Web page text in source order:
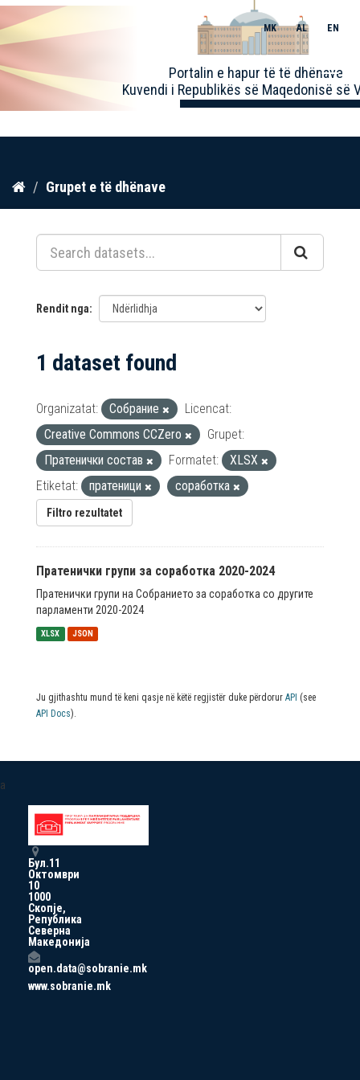
Kalo
përmbajtja
Portalin e hapur të të dhënave
Kuvendi i Republikës së Maqedonisë së
MK AL EN
Toggle
Grupet e të dhënave
Rendit nga
1 dataset found
Organizatat: Собрание
Licencat:
Creative Commons CCZero
Grupet:
Пратенички состав
Formatet:
XLSX
Etiketat:
пратеници соработка
Filtro rezultatet
Пратенички групи за соработка 2020-2024
Пратенички групи на Собранието за соработка со другите
парламенти 2020-2024
XLSX JSON
Ju gjithashtu mund të keni qasje në këtë regjistër duke përdorur API (see
API Docs).
a
Бул.11
Октомври
10
1000
Скопје,
Република
Северна
Македонија
open.data@sobranie.mk
www.sobranie.mk